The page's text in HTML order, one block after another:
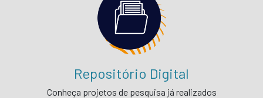
Repositório Digital
Conheça projetos de pesquisa já realizados